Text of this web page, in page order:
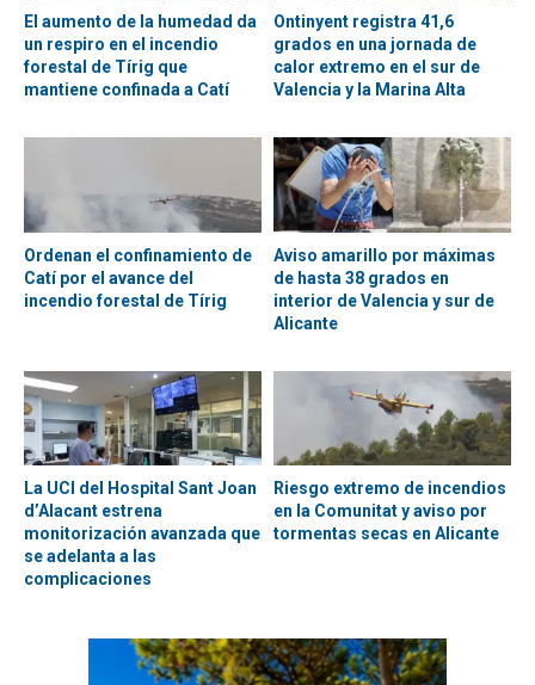
El aumento de la humedad da
un respiro en el incendio
forestal de Tírig que
mantiene confinada a Catí
Ontinyent registra 41,6
grados en una jornada de
calor extremo en el sur de
Valencia y la Marina Alta
Ordenan el confinamiento de
Catí por el avance del
incendio forestal de Tírig
Aviso amarillo por máximas
de hasta 38 grados en
interior de Valencia y sur de
Alicante
La UCI del Hospital Sant Joan
d’Alacant estrena
monitorización avanzada que
se adelanta a las
complicaciones
Riesgo extremo de incendios
en la Comunitat y aviso por
tormentas secas en Alicante